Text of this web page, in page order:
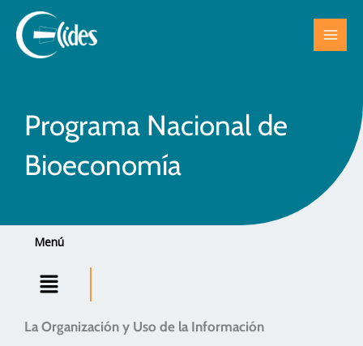
contenido
Programa Nacional de
Bioeconomía
Menú
Menú
La Organización y Uso de la Información